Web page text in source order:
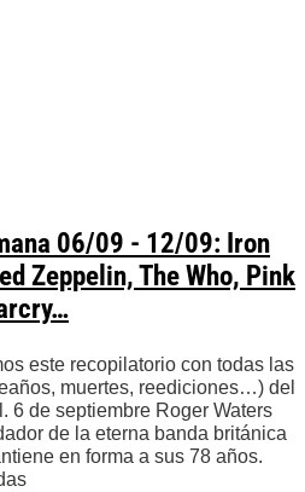
06/09 - 12/09: Iron
Zeppelin, The Who, Pink
este recopilatorio con todas las
muertes, reediciones…) del
6 de septiembre Roger Waters
de la eterna banda británica
en forma a sus 78 años.